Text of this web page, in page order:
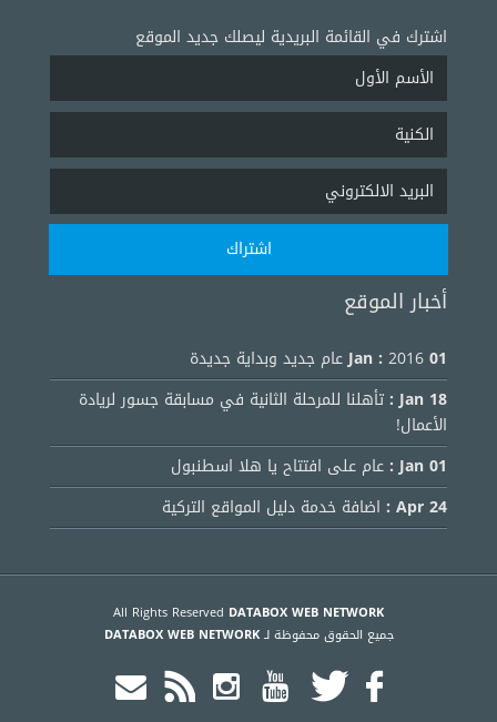
اشترك في القائمة البريدية ليصلك جديد الموقع
أخبار الموقع
01 Jan :2016 عام جديد وبداية جديدة
18 Jan :
تأهلنا للمرحلة الثانية في مسابقة جسور لريادة
الأعمال!
01 Jan :
عام على افتتاح يا هلا اسطنبول
24 Apr :
اضافة خدمة دليل المواقع التركية
All Rights Reserved DATABOX WEB NETWORK
جميع الحقوق محفوظة لـDATABOX WEB NETWORK